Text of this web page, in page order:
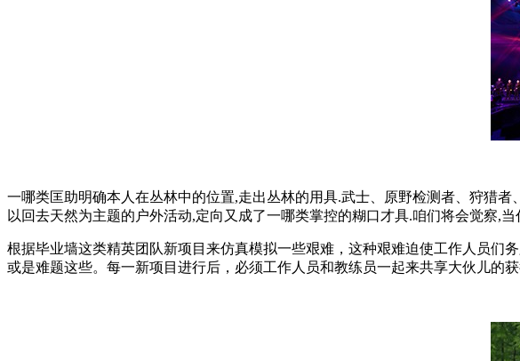
一哪类匡助明确本人在丛林中的位置,走出丛林的用具.武士、原野检测者、狩猎
以回去天然为主题的户外活动,定向又成了一哪类掌控的糊口才具.咱们将会觉察,
根据毕业墙这类精英团队新项目来仿真模拟一些艰难，这种艰难迫使工作人员们
或是难题这些。每一新项目进行后，必须工作人员和教练员一起来共享大伙儿的